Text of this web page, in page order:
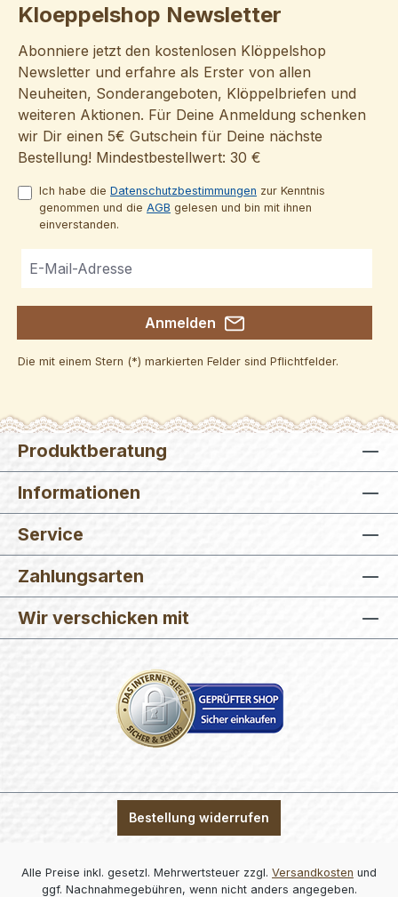
Kloeppelshop Newsletter
Abonniere jetzt den kostenlosen Klöppelshop
Newsletter und erfahre als Erster von allen
Neuheiten, Sonderangeboten, Klöppelbriefen und
weiteren Aktionen. Für Deine Anmeldung schenken
wir Dir einen 5€ Gutschein für Deine nächste
Bestellung! Mindestbestellwert: 30 €
Ich habe die Datenschutzbestimmungen zur Kenntnis
genommen und die AGB gelesen und bin mit ihnen
einverstanden.
Anmelden
Die mit einem Stern (*) markierten Felder sind Pflichtfelder.
Produktberatung
Informationen
Service
Zahlungsarten
Wir verschicken mit
Bestellung widerrufen
Alle Preise inkl. gesetzl. Mehrwertsteuer zzgl. Versandkosten und
ggf. Nachnahmegebühren, wenn nicht anders angegeben.